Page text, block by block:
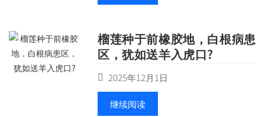
榴莲种于前橡胶地，白根病患
区，犹如送羊入虎口?
2025年12月1日
继续阅读